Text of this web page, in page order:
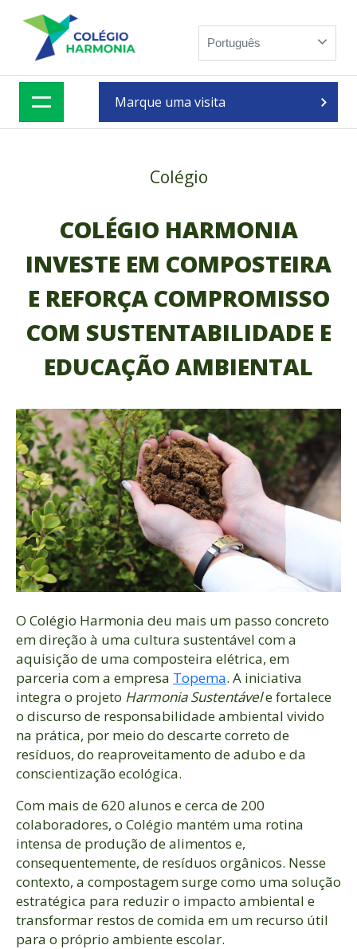
content
Português
Marque uma visita
Colégio
COLÉGIO HARMONIA
INVESTE EM COMPOSTEIRA
E REFORÇA COMPROMISSO
COM SUSTENTABILIDADE E
EDUCAÇÃO AMBIENTAL
O Colégio Harmonia deu mais um passo concreto
em direção à uma cultura sustentável com a
aquisição de uma composteira elétrica, em
parceria com a empresa Topema. A iniciativa
integra o projeto Harmonia Sustentávele fortalece
o discurso de responsabilidade ambiental vivido
na prática, por meio do descarte correto de
resíduos, do reaproveitamento de adubo e da
conscientização ecológica.
Com mais de 620 alunos e cerca de 200
colaboradores, o Colégio mantém uma rotina
intensa de produção de alimentos e,
consequentemente, de resíduos orgânicos. Nesse
contexto, a compostagem surge como uma solução
estratégica para reduzir o impacto ambiental e
transformar restos de comida em um recurso útil
para o próprio ambiente escolar.